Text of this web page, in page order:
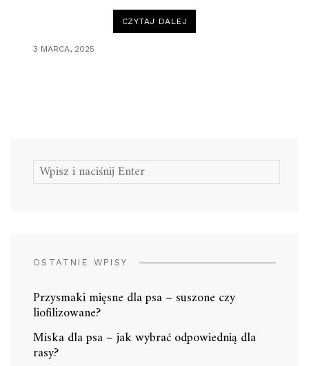
CZYTAJ DALEJ
3 MARCA, 2025
Szukaj:
OSTATNIE WPISY
Przysmaki mięsne dla psa – suszone czy
liofilizowane?
Miska dla psa – jak wybrać odpowiednią dla
rasy?